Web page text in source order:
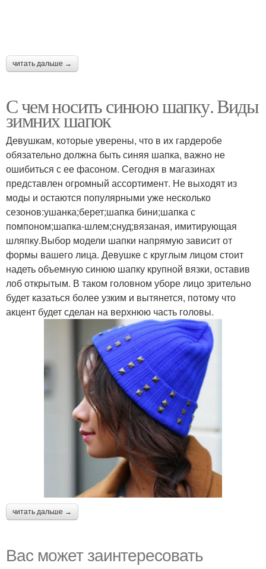
читать дальше →
С чем носить синюю шапку. Виды
зимних шапок
Девушкам, которые уверены, что в их гардеробе
обязательно должна быть синяя шапка, важно не
ошибиться с ее фасоном. Сегодня в магазинах
представлен огромный ассортимент. Не выходят из
моды и остаются популярными уже несколько
сезонов:ушанка;берет;шапка бини;шапка с
помпоном;шапка-шлем;снуд;вязаная, имитирующая
шляпку.Выбор модели шапки напрямую зависит от
формы вашего лица. Девушке с круглым лицом стоит
надеть объемную синюю шапку крупной вязки, оставив
лоб открытым. В таком головном уборе лицо зрительно
будет казаться более узким и вытянется, потому что
акцент будет сделан на верхнюю часть головы.
читать дальше →
Вас может заинтересовать